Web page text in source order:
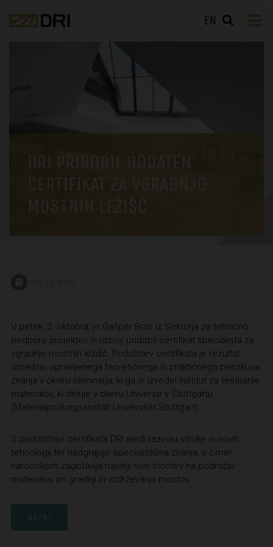
EN
DRI PRIDOBIL DODATEN
CERTIFIKAT ZA VGRADNJO
MOSTNIH LEŽIŠČ
V petek, 2. oktobra, je Gašper Brus iz Sektorja za tehnično
podporo projektov in razvoj pridobil certifikat specialista za
vgradnjo mostnih ležišč. Pridobitev certifikata je rezultat
uspešno opravljenega teoretičnega in praktičnega preizkusa
znanja v okviru seminarja, ki ga je izvedel Inštitut za testiranje
materialov, ki deluje v okviru Univerze v Stuttgartu
(Materialprüfungsanstalt Universität Stuttgart).
S pridobitvijo certifikata DRI sledi razvoju stroke in novih
tehnologij ter nadgrajuje specialistična znanja, s čimer
naročnikom zagotavlja najvišji nivo storitev na področju
materialov pri gradnji in vzdrževanju mostov.
NAZAJ